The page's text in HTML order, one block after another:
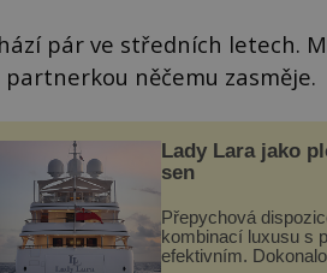
pár ve středních letech.
něčemu zasměje.
Lady Lara jako
sen
Přepychová
kombinací luxusu s
efektivním.